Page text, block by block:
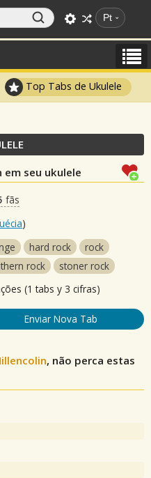
Pt
Top Tabs de Ukulele
seu ukulele
fãs
)
hard rock
rock
rock
stoner rock
(1 tabs y 3 cifras)
Enviar Nova Tab
, não perca estas